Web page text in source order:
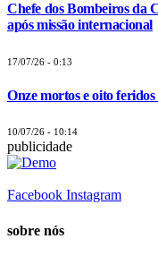
Chefe dos Bombeiros da
após missão internacional
17/07/26 - 0:13
Onze mortos e oito
10/07/26 - 10:14
publicidade
Facebook Instagram
sobre nós